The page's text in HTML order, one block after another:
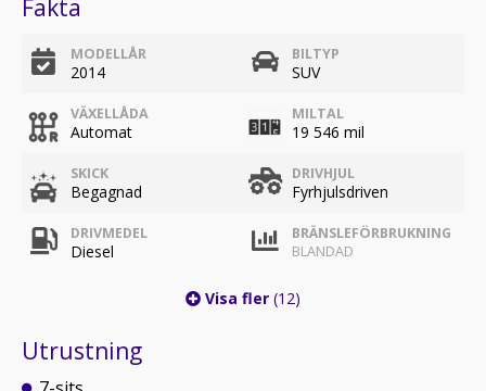
Fakta
MODELLÅR
2014
BILTYP
SUV
VÄXELLÅDA
Automat
MILTAL
19 546 mil
SKICK
Begagnad
DRIVHJUL
Fyrhjulsdriven
DRIVMEDEL
Diesel
BRÄNSLEFÖRBRUKNING
BLANDAD
Visa fler (12)
Utrustning